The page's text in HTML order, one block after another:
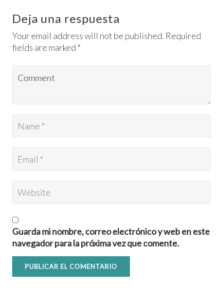
Deja una respuesta
Your email address will not be published. Required
fields are marked *
Guarda mi nombre, correo electrónico y web en este
navegador para la próxima vez que comente.